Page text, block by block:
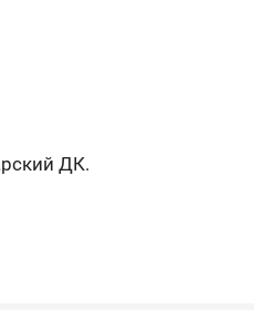
структурах
Мы вполне
а поддержать татарскую
нибудь из ответственных
Штаба татар к
ДК.